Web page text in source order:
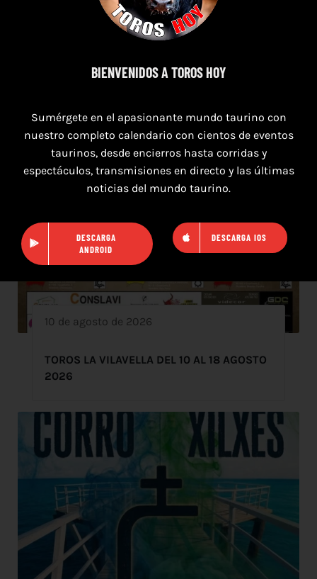
10 de agosto de 2026
TOROS LA VILAVELLA DEL 10 AL 18 AGOSTO
2026
BIENVENIDOS A TOROS HOY
Sumérgete en el apasionante mundo taurino con
nuestro completo calendario con cientos de eventos
taurinos, desde encierros hasta corridas y
espectáculos, transmisiones en directo y las últimas
noticias del mundo taurino.
DESCARGA
ANDROID
DESCARGA IOS